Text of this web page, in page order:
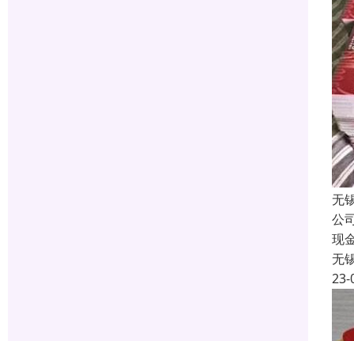
无
公
现
无
23-